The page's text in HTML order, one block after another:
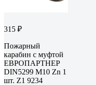
315 ₽
Пожарный
карабин с муфтой
ЕВРОПАРТНЕР
DIN5299 М10 Zn 1
шт. Z1 9234